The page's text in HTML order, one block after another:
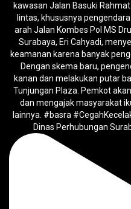
Dinas Perhubungan